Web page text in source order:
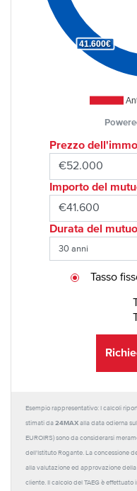
41.600€
Prezzo
Importo del
Durata del mutuo
Tasso
Esempio rappresentativo: I calcoli
stimati da 24MAX alla data odierna
EUROIRS) sono da considerarsi
dell'Istituto Rogante. La concessione
alla valutazione ed approvazione
cliente. Il calcolo del TAEG è